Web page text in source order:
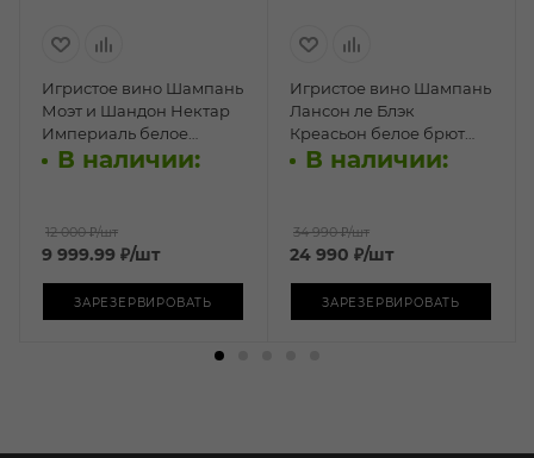
Игристое вино Шампань
Моэт и Шандон Нектар
Империаль белое
полусладкое 0,75л п/у
В наличии:
12 000 ₽/шт
9 999.99 ₽/шт
ЗАРЕЗЕРВИРОВАТЬ
Игристое вино Шампань
Лансон ле Блэк
Креасьон белое брют
1,5л п/у
В наличии:
34 990 ₽/шт
24 990 ₽/шт
ЗАРЕЗЕРВИРОВАТЬ